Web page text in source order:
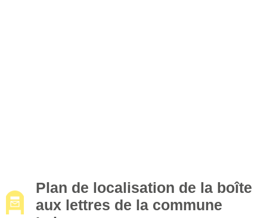
Plan de localisation de la boîte
aux lettres de la commune